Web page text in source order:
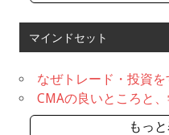
マインドセット
なぜトレード・投資を
CMAの良いところと
もっ